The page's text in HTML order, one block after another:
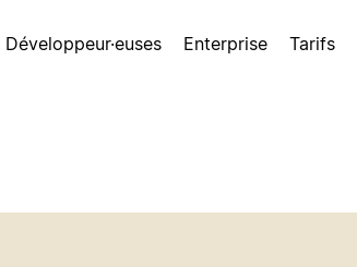
Développeur·euses Enterprise Tarifs